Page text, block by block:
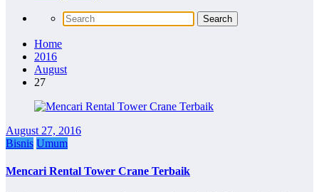
Home
2016
August
27
August 27, 2016
Bisnis Umum
Mencari Rental Tower Crane Terbaik